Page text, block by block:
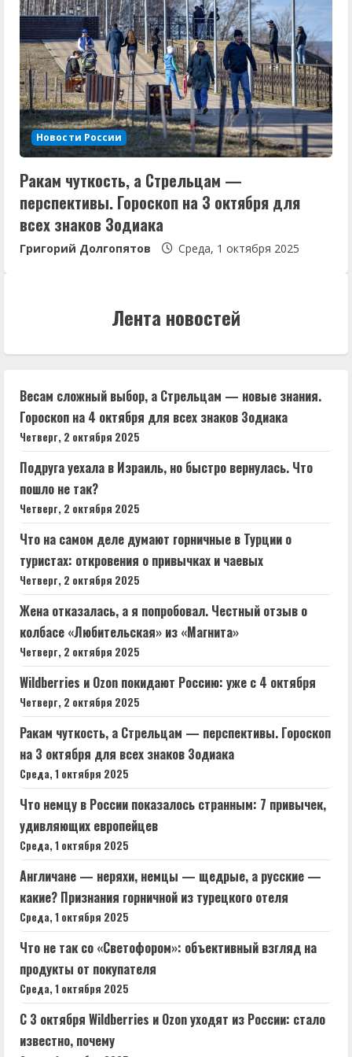
Новости России
Ракам чуткость, а Стрельцам —
перспективы. Гороскоп на 3 октября для
всех знаков Зодиака
Григорий Долгопятов Среда, 1 октября 2025
Лента новостей
Весам сложный выбор, а Стрельцам — новые знания.
Гороскоп на 4 октября для всех знаков Зодиака
Четверг, 2 октября 2025
Подруга уехала в Израиль, но быстро вернулась. Что
пошло не так?
Четверг, 2 октября 2025
Что на самом деле думают горничные в Турции о
туристах: откровения о привычках и чаевых
Четверг, 2 октября 2025
Жена отказалась, а я попробовал. Честный отзыв о
колбасе «Любительская» из «Магнита»
Четверг, 2 октября 2025
Wildberries и Ozon покидают Россию: уже с 4 октября
Четверг, 2 октября 2025
Ракам чуткость, а Стрельцам — перспективы. Гороскоп
на 3 октября для всех знаков Зодиака
Среда, 1 октября 2025
Что немцу в России показалось странным: 7 привычек,
удивляющих европейцев
Среда, 1 октября 2025
Англичане — неряхи, немцы — щедрые, а русские —
какие? Признания горничной из турецкого отеля
Среда, 1 октября 2025
Что не так со «Светофором»: объективный взгляд на
продукты от покупателя
Среда, 1 октября 2025
С 3 октября Wildberries и Ozon уходят из России: стало
известно, почему